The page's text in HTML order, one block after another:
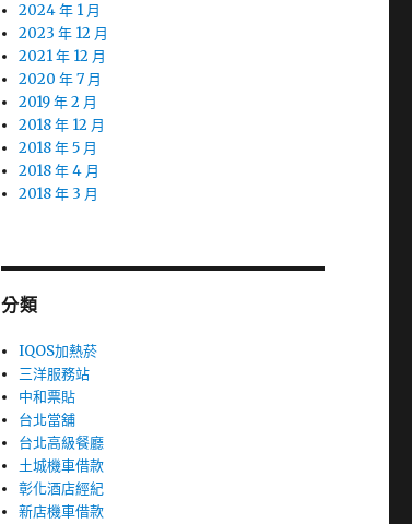
2024 年 1 月
2023 年 12 月
2021 年 12 月
2020 年 7 月
2019 年 2 月
2018 年 12 月
2018 年 5 月
2018 年 4 月
2018 年 3 月
分類
IQOS加熱菸
三洋服務站
中和票貼
台北當舖
台北高級餐廳
土城機車借款
彰化酒店經紀
新店機車借款